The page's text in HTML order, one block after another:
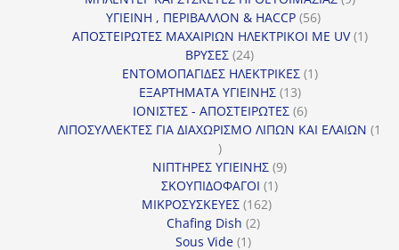
ΥΓΙΕΙΝΗ , ΠΕΡΙΒΑΛΛΟΝ & HACCP 5656
προϊόντα
ΑΠΟΣΤΕΙΡΩΤΕΣ ΜΑΧΑΙΡΙΩΝ ΗΛΕΚΤΡΙΚΟΙ ΜΕ UV 11
ΒΡΥΣΕΣ 2424
προϊόντα
ΕΝΤΟΜΟΠΑΓΙΔΕΣ ΗΛΕΚΤΡΙΚΕΣ 11
ΕΞΑΡΤΗΜΑΤΑ ΥΓΙΕΙΝΗΣ 1313
προϊόντα
ΙΟΝΙΣΤΕΣ - ΑΠΟΣΤΕΙΡΩΤΕΣ 66
προϊόντα
ΛΙΠΟΣΥΛΛΕΚΤΕΣ ΓΙΑ ΔΙΑΧΩΡΙΣΜΟ ΛΙΠΩΝ ΚΑΙ ΕΛΑΙΩΝ 1
1
προϊόν
ΝΙΠΤΗΡΕΣ ΥΓΙΕΙΝΗΣ 99
ΣΚΟΥΠΙΔΟΦΑΓΟΙ 11
ΜΙΚΡΟΣΥΣΚΕΥΕΣ 162162
Chafing Dish 22
Sous Vide 11